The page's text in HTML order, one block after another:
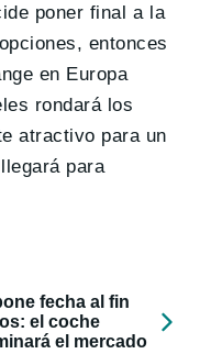
poner final a la
entonces
en Europa
rondará los
atractivo para un
para
fecha al fin
el coche
el mercado